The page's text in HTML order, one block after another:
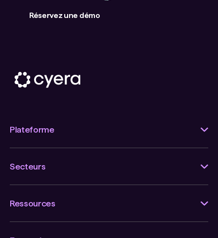
Réservez une démo
Plateforme
Secteurs
Ressources